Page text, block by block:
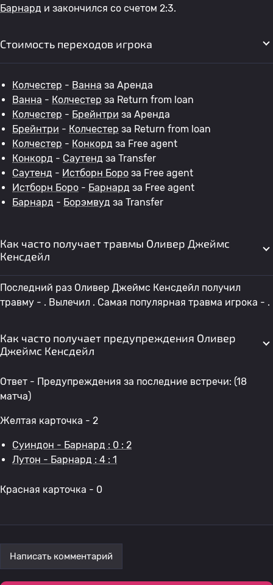
Барнард и закончился со счетом 2:3.
Стоимость переходов игрока
Колчестер - Ванна за Аренда
Ванна - Колчестер за Return from loan
Колчестер - Брейнтри за Аренда
Брейнтри - Колчестер за Return from loan
Колчестер - Конкорд за Free agent
Конкорд - Саутенд за Transfer
Саутенд - Истборн Боро за Free agent
Истборн Боро - Барнард за Free agent
Барнард - Борэмвуд за Transfer
Как часто получает травмы Оливер Джеймс
Кенсдейл
Последний раз Оливер Джеймс Кенсдейл получил
травму - . Вылечил . Самая популярная травма игрока - .
Как часто получает предупреждения Оливер
Джеймс Кенсдейл
Ответ - Предупреждения за последние встречи: (18
матча)
Желтая карточка - 2
Суиндон - Барнард : 0 : 2
Лутон - Барнард : 4 : 1
Красная карточка - 0
Написать комментарий